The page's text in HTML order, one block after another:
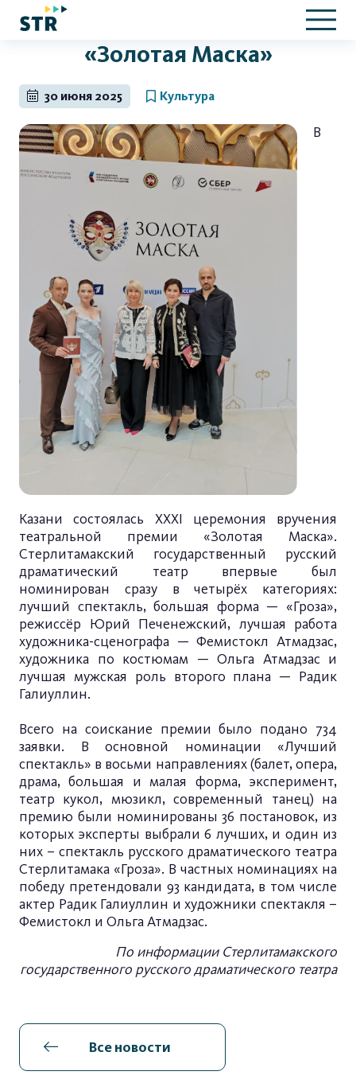
«Золотая Маска»
30 июня 2025 Культура
В
Казани состоялась XXXI церемония вручения
театральной премии «Золотая Маска».
Стерлитамакский государственный русский
драматический театр впервые был
номинирован сразу в четырёх категориях:
лучший спектакль, большая форма — «Гроза»,
режиссёр Юрий Печенежский, лучшая работа
художника-сценографа — Фемистокл Атмадзас,
художника по костюмам — Ольга Атмадзас и
лучшая мужская роль второго плана — Радик
Галиуллин.
Всего на соискание премии было подано 734
заявки. В основной номинации «Лучший
спектакль» в восьми направлениях (балет, опера,
драма, большая и малая форма, эксперимент,
театр кукол, мюзикл, современный танец) на
премию были номинированы 36 постановок, из
которых эксперты выбрали 6 лучших, и один из
них – спектакль русского драматического театра
Стерлитамака «Гроза». В частных номинациях на
победу претендовали 93 кандидата, в том числе
актер Радик Галиуллин и художники спектакля –
Фемистокл и Ольга Атмадзас.
По информации Стерлитамакского
государственного русского драматического театра
Все новости